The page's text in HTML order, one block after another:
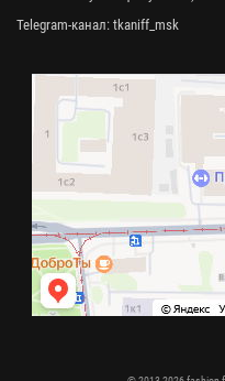
Telegram-канал: tkaniff_msk